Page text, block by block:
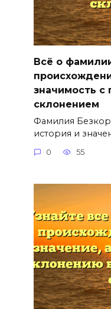
Всё о
значимость
склонением
Фамилия
история и
0 55